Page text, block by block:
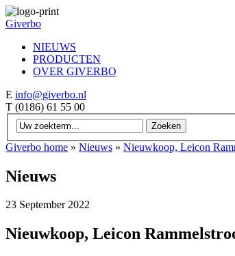
Giverbo
NIEUWS
PRODUCTEN
OVER GIVERBO
E info@giverbo.nl
T (0186) 61 55 00
Giverbo home » Nieuws » Nieuwkoop, Leicon
Nieuws
23 September 2022
Nieuwkoop, Leicon